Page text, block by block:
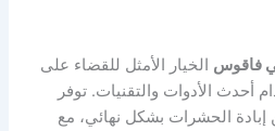
فاقوس الخيار الأمثل للقضاء على
أحدث الأدوات والتقنيات. توفر
الحشرات بشكل نهائي، مع